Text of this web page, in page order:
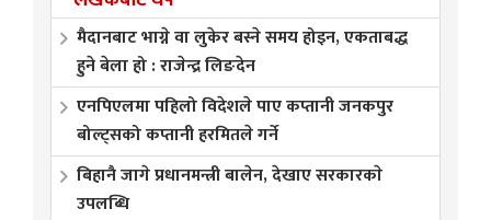
मैदानबाट भाग्ने वा लुकेर बस्ने समय होइन, एकताबद्ध
हुने बेला हो : राजेन्द्र लिङदेन
एनपिएलमा पहिलो विदेशले पाए कप्तानी जनकपुर
बोल्ट्सको कप्तानी हरमितले गर्ने
बिहानै जागे प्रधानमन्त्री बालेन, देखाए सरकारकाे
उपलब्धि